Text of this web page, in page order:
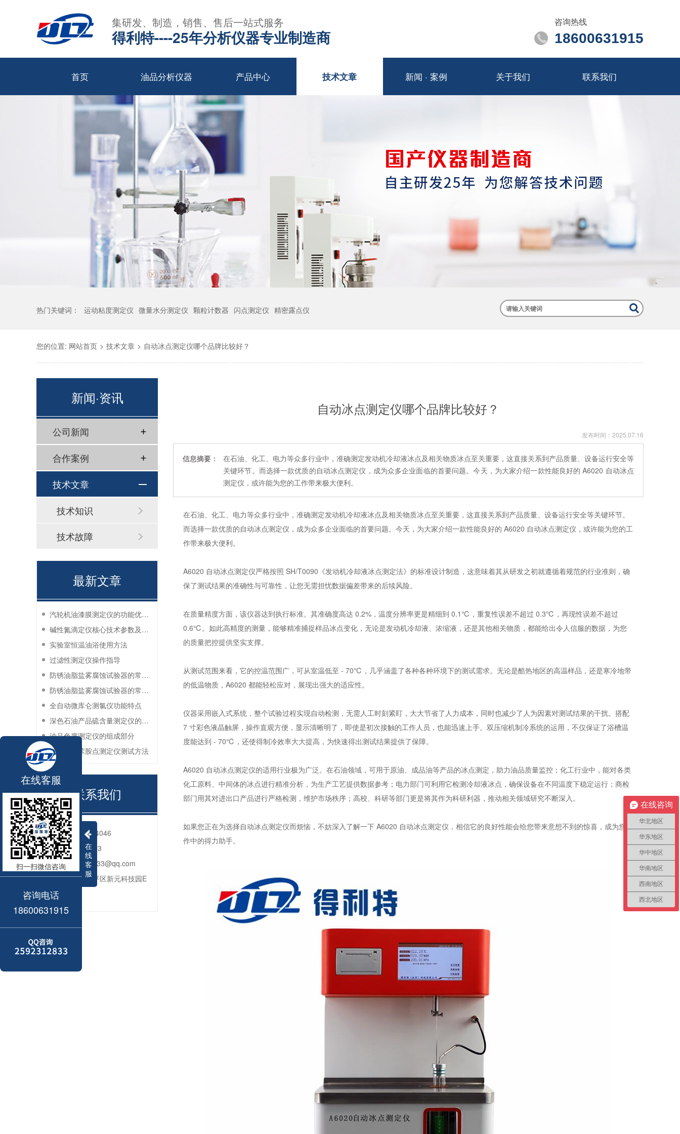
集研发、制造，销售、售后一站式服务
得利特----25年分析仪器专业制造商
咨询热线
18600631915
首页 油品分析仪器 产品中心 技术文章 新闻 · 案例 关于我们 联系我们
热门关键词： 运动粘度测定仪 微量水分测定仪 颗粒计数器 闪点测定仪 精密露点仪
您的位置: 网站首页 > 技术文章 > 自动冰点测定仪哪个品牌比较好？
自动冰点测定仪哪个品牌比较好？
发布时间： 2025.07.16
信息摘要：
在石油、化工、电力等众多行业中，准确测定发动机冷却液冰点及相关物质冰点至关重要，这直接关系到产品质量、设备运行安全等
关键环节。而选择一款优质的自动冰点测定仪，成为众多企业面临的首要问题。今天，为大家介绍一款性能良好的 A6020 自动冰点
测定仪，或许能为您的工作带来极大便利。
在石油、化工、电力等众多行业中，准确测定发动机冷却液冰点及相关物质冰点至关重要，这直接关系到产品质量、设备运行安全等关键环节。
而选择一款优质的自动冰点测定仪，成为众多企业面临的首要问题。今天，为大家介绍一款性能良好的 A6020 自动冰点测定仪，或许能为您的工
作带来极大便利。
A6020 自动冰点测定仪严格按照 SH/T0090《发动机冷却液冰点测定法》的标准设计制造，这意味着其从研发之初就遵循着规范的行业准则，确
保了测试结果的准确性与可靠性，让您无需担忧数据偏差带来的后续风险。
在质量精度方面，该仪器达到执行标准。其准确度高达 0.2%，温度分辨率更是精细到 0.1℃，重复性误差不超过 0.3℃，再现性误差不超过
0.6℃。如此高精度的测量，能够精准捕捉样品冰点变化，无论是发动机冷却液、浓缩液，还是其他相关物质，都能给出令人信服的数据，为您
的质量把控提供坚实支撑。
从测试范围来看，它的控温范围广，可从室温低至 - 70℃，几乎涵盖了各种各种环境下的测试需求。无论是酷热地区的高温样品，还是寒冷地带
的低温物质，A6020 都能轻松应对，展现出强大的适应性。
仪器采用嵌入式系统，整个试验过程实现自动检测，无需人工时刻紧盯，大大节省了人力成本，同时也减少了人为因素对测试结果的干扰。搭配
7 寸彩色液晶触屏，操作直观方便，显示清晰明了，即使是初次接触的工作人员，也能迅速上手。双压缩机制冷系统的运用，不仅保证了浴槽温
度能达到 - 70℃，还使得制冷效率大大提高，为快速得出测试结果提供了保障。
A6020 自动冰点测定仪的适用行业极为广泛。在石油领域，可用于原油、成品油等产品的冰点测定，助力油品质量监控；化工行业中，能对各类
化工原料、中间体的冰点进行精准分析，为生产工艺提供数据参考；电力部门可利用它检测冷却液冰点，确保设备在不同温度下稳定运行；商检
部门用其对进出口产品进行严格检测，维护市场秩序；高校、科研等部门更是将其作为科研利器，推动相关领域研究不断深入。
如果您正在为选择自动冰点测定仪而烦恼，不妨深入了解一下 A6020 自动冰点测定仪，相信它的良好性能会给您带来意想不到的惊喜，成为您工
作中的得力助手。
新闻·资讯
公司新闻
合作案例
技术文章
技术知识
技术故障
最新文章
汽轮机油漆膜测定仪的功能优势有哪些？
碱性氮滴定仪核心技术参数及应用说明
实验室恒温油浴使用方法
过滤性测定仪操作指导
防锈油脂盐雾腐蚀试验器的常见故障与解决方法
防锈油脂盐雾腐蚀试验器的常见故障与解决方法
全自动微库仑测氯仪功能特点
深色石油产品硫含量测定仪的工作环境要求
油品色度测定仪的组成部分
石油产品苯胺点测定仪测试方法
联系我们
电话：010-80764046
QQ：2592312833
邮箱：2592312833@qq.com
地址：北京市昌平区新元科技园E
座206
在
线
客
服
在线客服
扫一扫微信咨询
咨询电话
18600631915
在线咨询
华北地区
华东地区
华中地区
华南地区
西南地区
西北地区